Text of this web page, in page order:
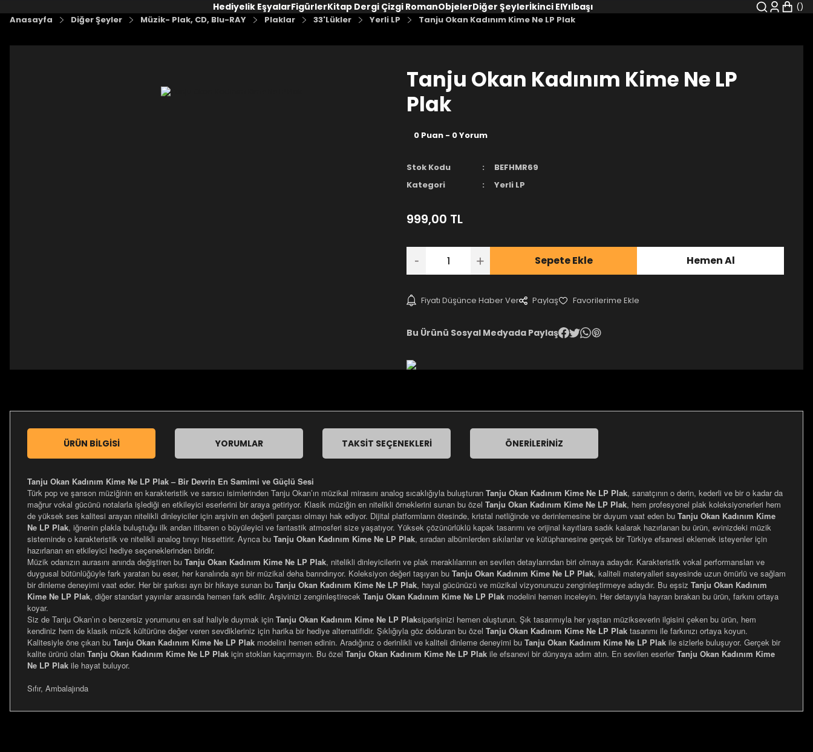
Hediyelik EşyalarFigürlerKitap Dergi Çizgi RomanObjelerDiğer Şeylerİkinci ElYılbaşı
Anasayfa Diğer Şeyler Müzik- Plak, CD, Blu-RAY Plaklar 33'Lükler Yerli LP Tanju Okan Kadınım Kime Ne LP Plak
Tanju Okan Kadınım Kime Ne LP
Plak
0 Puan - 0 Yorum
Stok Kodu
BEFHMR69
Kategori
Yerli LP
999,00 TL
Sepete Ekle Hemen Al
Fiyatı Düşünce Haber Ver Paylaş
Bu Ürünü Sosyal Medyada Paylaş
ÜRÜN BILGISI YORUMLAR TAKSIT SEÇENEKLERI ÖNERILERINIZ
Tanju Okan Kadınım Kime Ne LP Plak – Bir Devrin En Samimi ve Güçlü Sesi
Türk pop ve şanson müziğinin en karakteristik ve sarsıcı isimlerinden Tanju Okan’ın müzikal mirasını analog sıcaklığıyla buluşturan Tanju Okan Kadınım Kime Ne LP Plak, sanatçının o derin, kederli ve bir o kadar da
mağrur vokal gücünü notalarla işlediği en etkileyici eserlerini bir araya getiriyor. Klasik müziğin en nitelikli örneklerini sunan bu özel Tanju Okan Kadınım Kime Ne LP Plak, hem profesyonel plak koleksiyonerleri hem
de yüksek ses kalitesi arayan nitelikli dinleyiciler için arşivin en değerli parçası olmayı hak ediyor. Dijital platformların ötesinde, kristal netliğinde ve derinlemesine bir duyum vaat eden bu Tanju Okan Kadınım Kime
Ne LP Plak, iğnenin plakla buluştuğu ilk andan itibaren o büyüleyici ve fantastik atmosferi size yaşatıyor. Yüksek çözünürlüklü kapak tasarımı ve orijinal kayıtlara sadık kalarak hazırlanan bu ürün, evinizdeki müzik
sisteminde o karakteristik ve nitelikli analog tınıyı hissettirir. Ayrıca bu Tanju Okan Kadınım Kime Ne LP Plak, sıradan albümlerden sıkılanlar ve kütüphanesine gerçek bir Türkiye efsanesi eklemek isteyenler için
hazırlanan en etkileyici hediye seçeneklerinden biridir.
Müzik odanızın aurasını anında değiştiren bu Tanju Okan Kadınım Kime Ne LP Plak, nitelikli dinleyicilerin ve plak meraklılarının en sevilen detaylarından biri olmaya adaydır. Karakteristik vokal performansları ve
duygusal bütünlüğüyle fark yaratan bu eser, her kanalında ayrı bir müzikal deha barındırıyor. Koleksiyon değeri taşıyan bu Tanju Okan Kadınım Kime Ne LP Plak, kaliteli materyalleri sayesinde uzun ömürlü ve sağlam
bir dinleme deneyimi vaat eder. Her bir şarkısı ayrı bir hikaye sunan bu Tanju Okan Kadınım Kime Ne LP Plak, hayal gücünüzü ve müzikal vizyonunuzu zenginleştirmeye adaydır. Bu eşsiz Tanju Okan Kadınım
Kime Ne LP Plak, diğer standart yayınlar arasında hemen fark edilir. Arşivinizi zenginleştirecek Tanju Okan Kadınım Kime Ne LP Plak modelini hemen inceleyin. Her detayıyla hayran bırakan bu ürün, farkını ortaya
koyar.
Siz de Tanju Okan’ın o benzersiz yorumunu en saf haliyle duymak için Tanju Okan Kadınım Kime Ne LP Plaksiparişinizi hemen oluşturun. Şık tasarımıyla her yaştan müzikseverin ilgisini çeken bu ürün, hem
kendiniz hem de klasik müzik kültürüne değer veren sevdikleriniz için harika bir hediye alternatifidir. Şıklığıyla göz dolduran bu özel Tanju Okan Kadınım Kime Ne LP Plak tasarımı ile farkınızı ortaya koyun.
Kalitesiyle öne çıkan bu Tanju Okan Kadınım Kime Ne LP Plak modelini hemen edinin. Aradığınız o derinlikli ve kaliteli dinleme deneyimi bu Tanju Okan Kadınım Kime Ne LP Plak ile sizlerle buluşuyor. Gerçek bir
kalite ürünü olan Tanju Okan Kadınım Kime Ne LP Plak için stokları kaçırmayın. Bu özel Tanju Okan Kadınım Kime Ne LP Plak ile efsanevi bir dünyaya adım atın. En sevilen eserlerTanju Okan Kadınım Kime
Ne LP Plak ile hayat buluyor.
Sıfır, Ambalajında